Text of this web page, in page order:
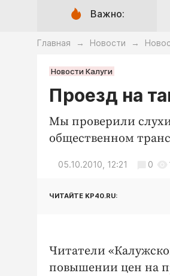
Важно:
Главная → Новости →
Новости Калуги
Проезд на
Мы проверили
общественном
05.10.2010, 12:21 0
ЧИТАЙТЕ KP40.RU:
Читатели
повышении цен на